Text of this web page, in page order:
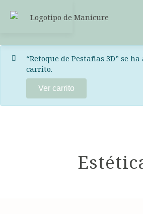
“Retoque de Pestañas 3D” se
carrito.
Ver carrito